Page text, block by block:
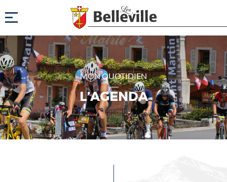
MON QUOTIDIEN
L’AGENDA